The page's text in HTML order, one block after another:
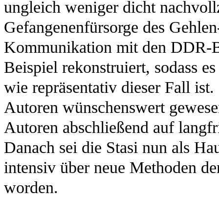
ungleich weniger dicht
Gefangenenfürsorge des
Kommunikation mit den DDR-
Beispiel rekonstruiert, sodass
wie repräsentativ dieser Fall
Autoren wünschenswert
Autoren abschließend auf
Danach sei die Stasi nun als
intensiv über neue Methoden
worden.